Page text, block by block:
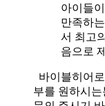
아이들
만족하
서 최고
음으로
바이블히어
부를 원하시는